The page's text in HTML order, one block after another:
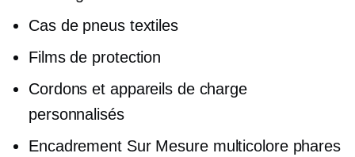
Cas de pneus textiles
Films de protection
Cordons et appareils de charge
personnalisés
Encadrement Sur Mesure multicolorephares